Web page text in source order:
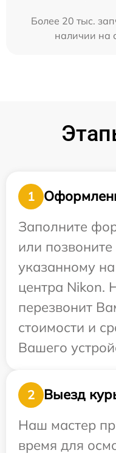
Более 20 тыс.
наличии на
1
Заполните
или
указанному
центра Nikon.
перезвонит
стоимости и
Вашего
2
Выезд
Наш мастер
время для